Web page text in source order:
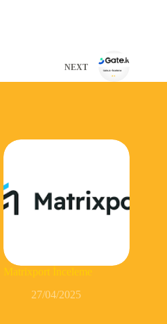
NEXT
Matrixport İnceleme
27/04/2025